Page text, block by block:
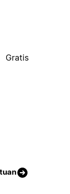
Gratis